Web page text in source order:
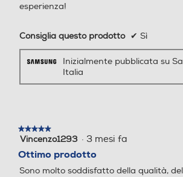
Inizialmente pubblicata su
Italia
5
su
stelle.
Vincenzo1293
Ottimo prodotto
Sono molto soddisfatto della qualità, del
dell'ergonomia di queste cuffiette. Con